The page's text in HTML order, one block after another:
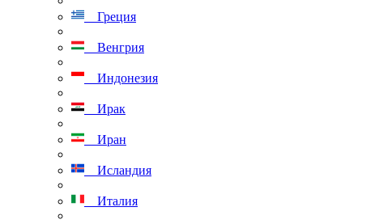
Греция
Венгрия
Индонезия
Ирак
Иран
Исландия
Италия